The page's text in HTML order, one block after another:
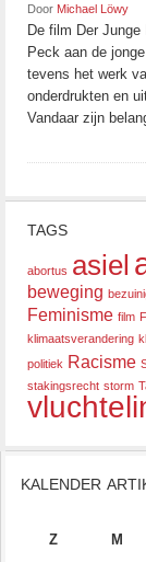
Door Michael Löwy
De film Der
Peck aan de
tevens het werk
onderdrukten en
Vandaar zijn
TAGS
abortus asiel
beweging
Feminisme film
klimaatsverandering
politiek Racisme
stakingsrecht storm
KALENDER
Z M